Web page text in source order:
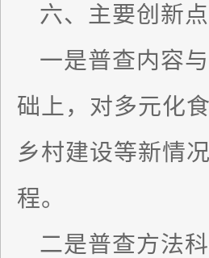
六、主要创新点
一是普查内容
础上，对多元化
乡村建设等新情
程。
二是普查方法